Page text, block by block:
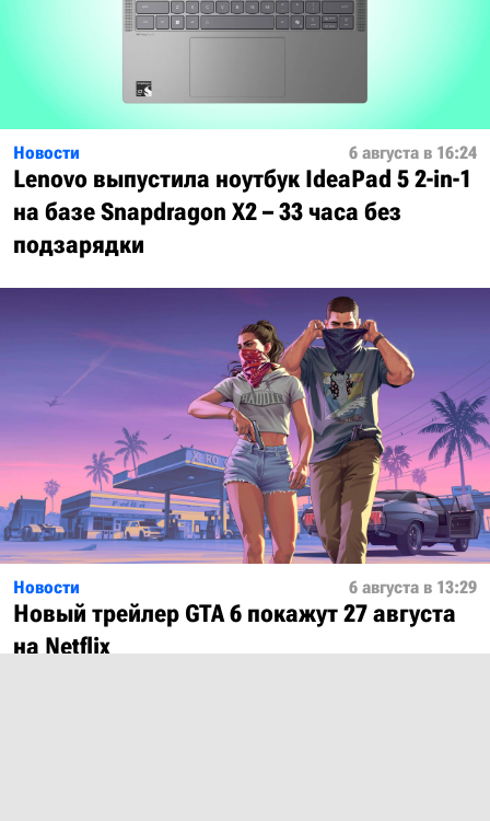
Новости 6 августа в 16:24
Lenovo выпустила ноутбук IdeaPad 5 2-in-1
на базе Snapdragon X2 – 33 часа без
подзарядки
Новости 6 августа в 13:29
Новый трейлер GTA 6 покажут 27 августа
на Netflix